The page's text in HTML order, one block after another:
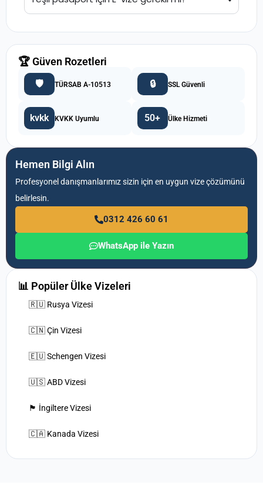
🏆 Güven Rozetleri
🛡️ TÜRSAB A-10513 🔒 SSL Güvenli
kvkk KVKK Uyumlu 50+ Ülke Hizmeti
Hemen Bilgi Alın
Profesyonel danışmanlarımız sizin için en uygun vize çözümünü
belirlesin.
0312 426 60 61
WhatsApp ile Yazın
📊 Popüler Ülke Vizeleri
🇷🇺 Rusya Vizesi
🇨🇳 Çin Vizesi
🇪🇺 Schengen Vizesi
🇺🇸 ABD Vizesi
🏴󠁧󠁢󠁥󠁮󠁧󠁿 İngiltere Vizesi
🇨🇦 Kanada Vizesi